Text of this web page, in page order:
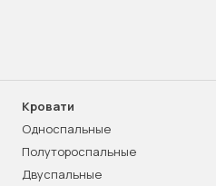
Кровати
Односпальные
Полутороспальные
Двуспальные